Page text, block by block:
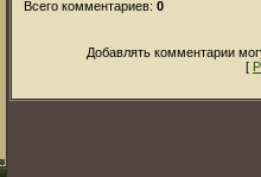
Всего комментариев: 0
Добавлять комментарии
[